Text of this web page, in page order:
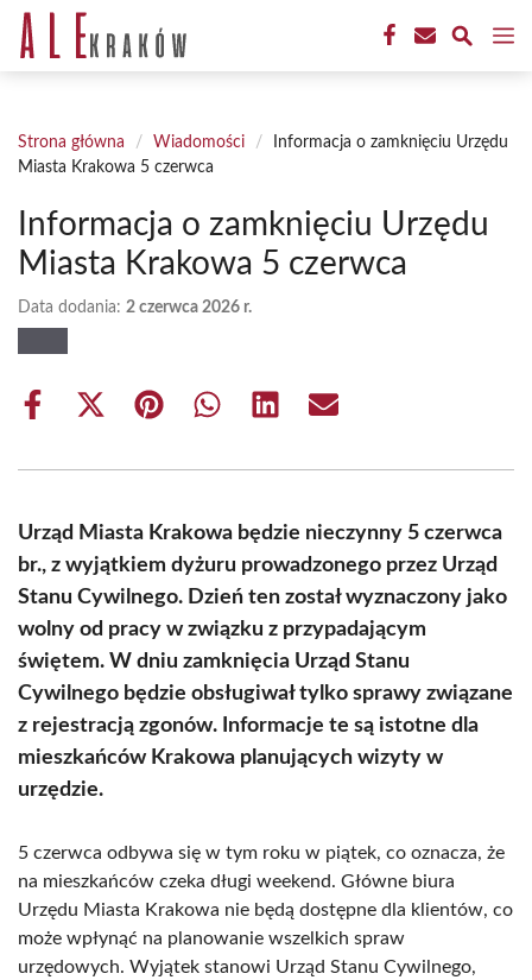
Przejdź
treści
Strona główna / Wiadomości /
Informacja o zamknięciu Urzędu
Miasta Krakowa 5 czerwca
Informacja o zamknięciu Urzędu
Miasta Krakowa 5 czerwca
Data dodania: 2 czerwca 2026 r.
Share
Share
(Twitter)
Share Share Share Share
Urząd Miasta Krakowa będzie nieczynny 5 czerwca
br., z wyjątkiem dyżuru prowadzonego przez Urząd
Stanu Cywilnego. Dzień ten został wyznaczony jako
wolny od pracy w związku z przypadającym
świętem. W dniu zamknięcia Urząd Stanu
Cywilnego będzie obsługiwał tylko sprawy związane
z rejestracją zgonów. Informacje te są istotne dla
mieszkańców Krakowa planujących wizyty w
urzędzie.
5 czerwca odbywa się w tym roku w piątek, co oznacza, że
na mieszkańców czeka długi weekend. Główne biura
Urzędu Miasta Krakowa nie będą dostępne dla klientów, co
może wpłynąć na planowanie wszelkich spraw
urzędowych. Wyjątek stanowi Urząd Stanu Cywilnego,